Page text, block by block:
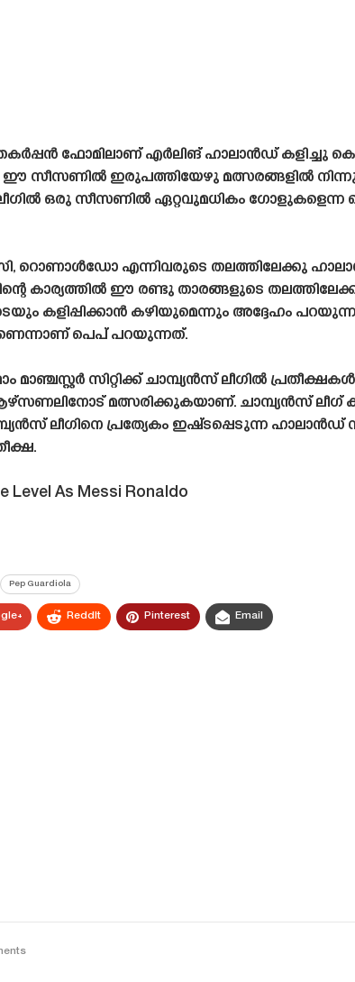
തകർപ്പൻ ഫോമിലാണ് എർലിങ് ഹാലാൻഡ് കളിച്ചു
ഈ സീസണിൽ ഇരുപത്തിയേഴു മത്സരങ്ങളിൽ
ലീഗിൽ ഒരു സീസണിൽ ഏറ്റവുമധികം
റൊണാൾഡോ എന്നിവരുടെ തലത്തിലേക്കു
കാര്യത്തിൽ ഈ രണ്ടു താരങ്ങളുടെ
കളിപ്പിക്കാൻ കഴിയുമെന്നും അദ്ദേഹം
പെപ് പറയുന്നത്.
സിറ്റിക്ക് ചാമ്പ്യൻസ് ലീഗിൽ
ആഴ്‌സണലിനോട് മത്സരിക്കുകയാണ്. ചാമ്പ്യൻസ്
ലീഗിനെ പ്രത്യേകം ഇഷ്‌ടപ്പെടുന്ന ഹാലാൻഡ്
Level As Messi Ronaldo
Pep Guardiola
ReddIt Pinterest Email